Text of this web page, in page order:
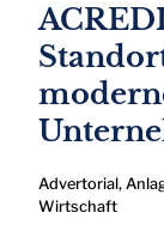
Advertorial,
Wirtschaft